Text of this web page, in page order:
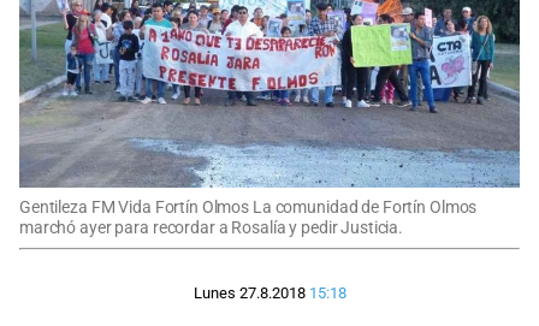
Gentileza FM Vida Fortín Olmos La comunidad de Fortín Olmos
marchó ayer para recordar a Rosalía y pedir Justicia.
Lunes 27.8.2018 15:18